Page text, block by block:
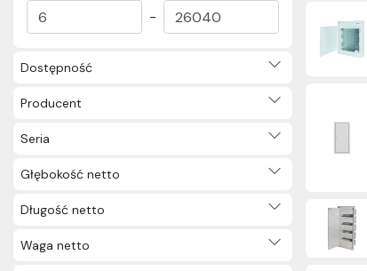
Inne (2)
-
Dostępność
Producent
Seria
Głębokość netto
Długość netto
Waga netto